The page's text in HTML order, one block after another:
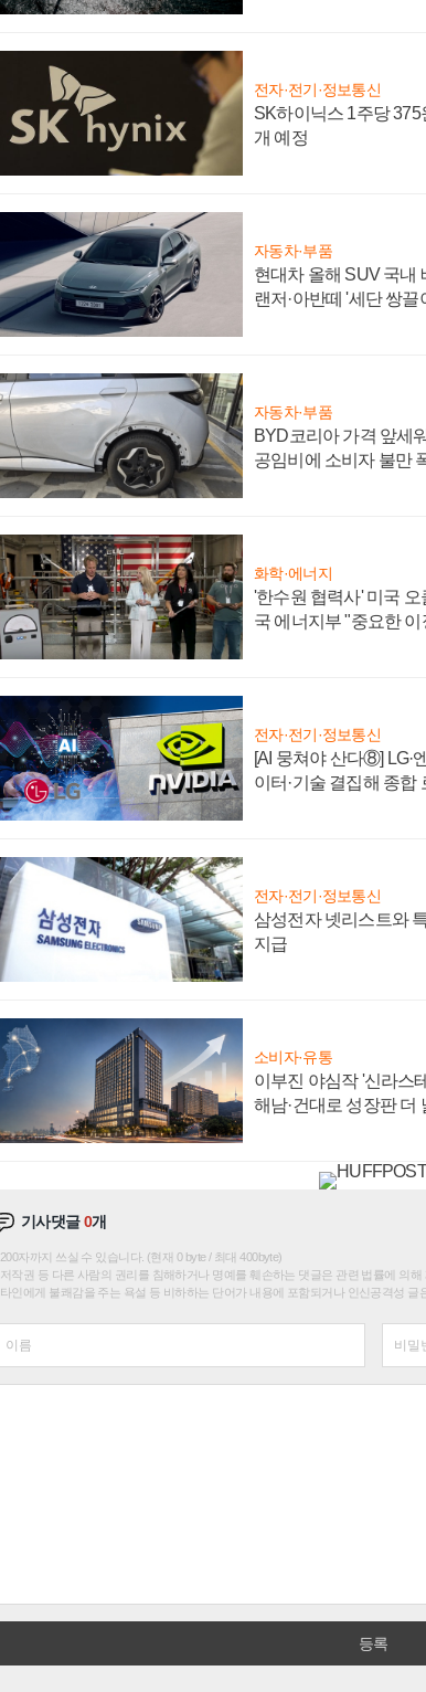
전자·전기·정보통신
SK하이닉스 1주당
개 예정
자동차·부품
현대차 올해 SUV 국내
랜저·아반떼 '세단 쌍끌
자동차·부품
BYD코리아 가격 앞세
공임비에 소비자 불만
화학·에너지
'한수원 협력사' 미국 오
국 에너지부 "중요한 이
전자·전기·정보통신
[AI 뭉쳐야 산다⑧] LG·
이터·기술 결집해 종합
전자·전기·정보통신
삼성전자 넷리스트와
지급
소비자·유통
이부진 야심작 '신라스
해남·건대로 성장판 더
기사댓글0개
200자까지 쓰실 수 있습니다. (현재 0 byte / 최대 400byte)
저작권 등 다른 사람의 권리를 침해하거나 명예를 훼손하는 댓글은 관련 법률에 의해
타인에게 불쾌감을 주는 욕설 등 비하하는 단어가 내용에 포함되거나 인신공격성 글